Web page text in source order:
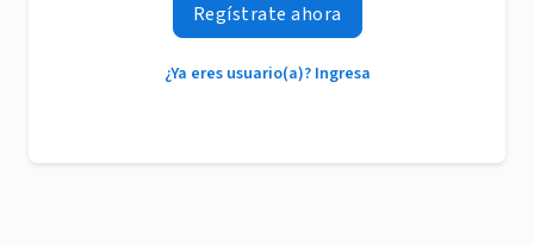
Regístrate ahora
¿Ya eres usuario(a)? Ingresa